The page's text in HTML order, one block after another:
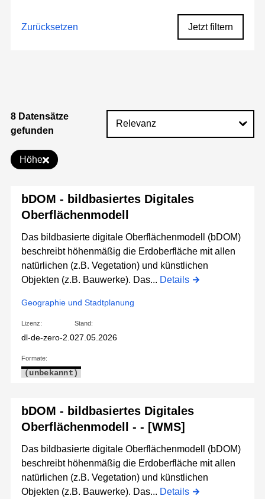
Zurücksetzen Jetzt filtern
8 Datensätze
gefunden
Höhe
bDOM - bildbasiertes Digitales
Oberflächenmodell
Das bildbasierte digitale Oberflächenmodell (bDOM)
beschreibt höhenmäßig die Erdoberfläche mit allen
natürlichen (z.B. Vegetation) und künstlichen
Objekten (z.B. Bauwerke). Das... Details
Geographie und Stadtplanung
Lizenz:
dl-de-zero-2.0
Stand:
27.05.2026
Formate:
(unbekannt)
bDOM - bildbasiertes Digitales
Oberflächenmodell - - [WMS]
Das bildbasierte digitale Oberflächenmodell (bDOM)
beschreibt höhenmäßig die Erdoberfläche mit allen
natürlichen (z.B. Vegetation) und künstlichen
Objekten (z.B. Bauwerke). Das... Details